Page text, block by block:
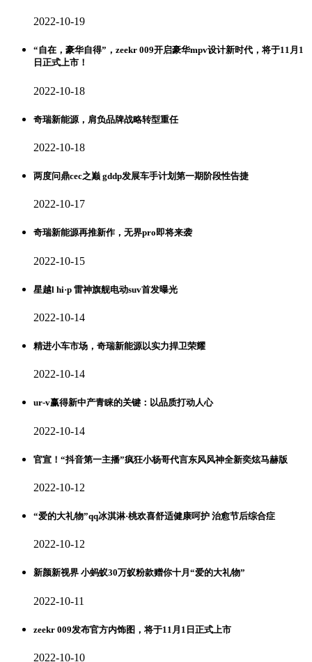
2022-10-19
“自在，豪华自得”，zeekr 009开启豪华mpv设计新时代，将于11月1
日正式上市！
2022-10-18
奇瑞新能源，肩负品牌战略转型重任
2022-10-18
两度问鼎cec之巅 gddp发展车手计划第一期阶段性告捷
2022-10-17
奇瑞新能源再推新作，无界pro即将来袭
2022-10-15
星越l hi·p 雷神旗舰电动suv首发曝光
2022-10-14
精进小车市场，奇瑞新能源以实力捍卫荣耀
2022-10-14
ur-v赢得新中产青睐的关键：以品质打动人心
2022-10-14
官宣！“抖音第一主播”疯狂小杨哥代言东风风神全新奕炫马赫版
2022-10-12
“爱的大礼物”qq冰淇淋·桃欢喜舒适健康呵护 治愈节后综合症
2022-10-12
新颜新视界 小蚂蚁30万蚁粉款赠你十月“爱的大礼物”
2022-10-11
zeekr 009发布官方内饰图，将于11月1日正式上市
2022-10-10